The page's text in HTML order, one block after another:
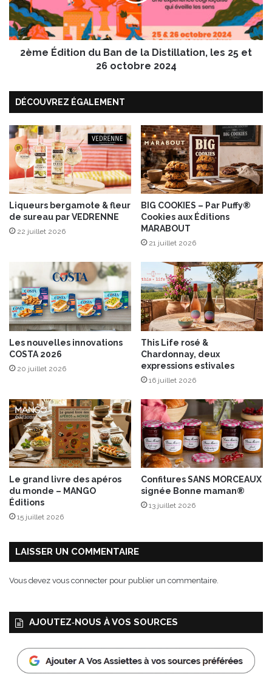
d
o
C
c
i
t
i
u
a
n
d
l
a
D
s
t
a
t
i
o
n
,
l
e
5
e
2
6
t
o
2
2ème Édition du Ban de la Distillation, les 25 et
26 octobre 2024
DÉCOUVREZ ÉGALEMENT
Liqueurs bergamote & fleur
de sureau par VEDRENNE
22 juillet 2026
BIG COOKIES – Par Puffy®
Cookies aux Éditions
MARABOUT
21 juillet 2026
Les nouvelles innovations
COSTA 2026
20 juillet 2026
This Life rosé &
Chardonnay, deux
expressions estivales
16 juillet 2026
Le grand livre des apéros
du monde – MANGO
Éditions
15 juillet 2026
Confitures SANS MORCEAUX
signée Bonne maman®
13 juillet 2026
LAISSER UN COMMENTAIRE
Vous devez vous connecter pour publier un commentaire.
AJOUTEZ‑NOUS À VOS SOURCES